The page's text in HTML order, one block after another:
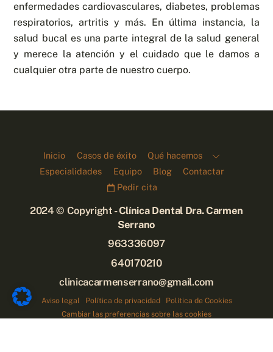
enfermedades cardiovasculares, diabetes, problemas
respiratorios, artritis y más. En última instancia, la
salud bucal es una parte integral de la salud general
y merece la atención y el cuidado que le damos a
cualquier otra parte de nuestro cuerpo.
Inicio Casos de éxito
Qué hacemos
Especialidades
Equipo Blog
Contactar
Pedir cita
2024 © Copyright -Clínica Dental Dra. Carmen
Serrano
963336097
640170210
clinicacarmenserrano@gmail.com
Aviso legal Política de privacidad| Política de Cookies
Cambiar las preferencias sobre las cookies